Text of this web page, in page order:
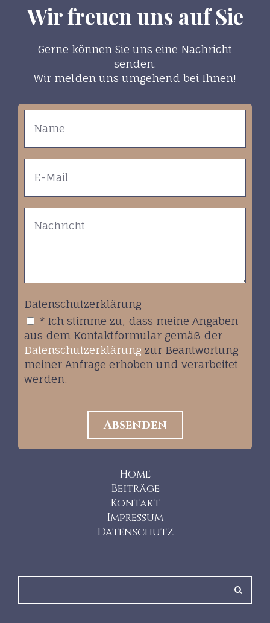
Wir freuen uns auf Sie
Gerne können Sie uns eine Nachricht
senden.
Wir melden uns umgehend bei Ihnen!
Datenschutzerklärung
* Ich stimme zu, dass meine Angaben
aus dem Kontaktformular gemäß der
Datenschutzerklärung zur Beantwortung
meiner Anfrage erhoben und verarbeitet
werden.
Home
Beiträge
Kontakt
Impressum
Datenschutz